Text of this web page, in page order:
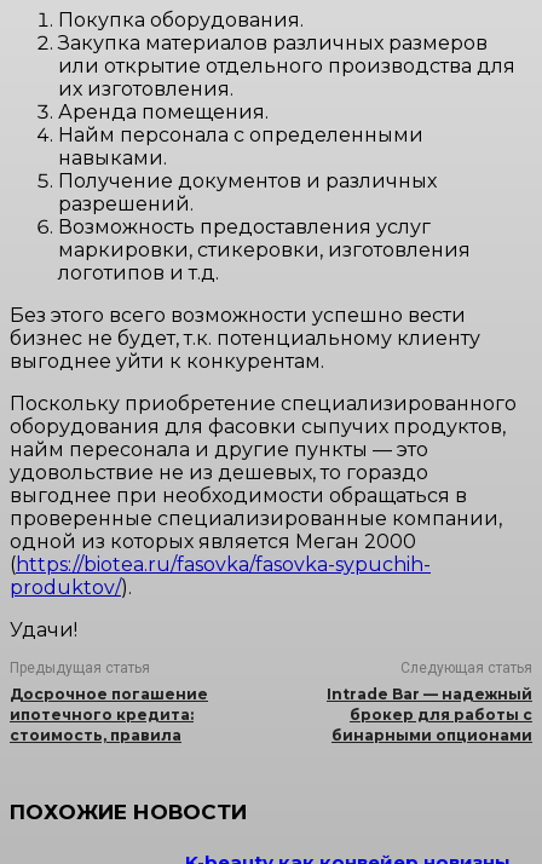
Покупка оборудования.
Закупка материалов различных размеров
или открытие отдельного производства для
их изготовления.
Аренда помещения.
Найм персонала с определенными
навыками.
Получение документов и различных
разрешений.
Возможность предоставления услуг
маркировки, стикеровки, изготовления
логотипов и т.д.
Без этого всего возможности успешно вести
бизнес не будет, т.к. потенциальному клиенту
выгоднее уйти к конкурентам.
Поскольку приобретение специализированного
оборудования для фасовки сыпучих продуктов,
найм пересонала и другие пункты — это
удовольствие не из дешевых, то гораздо
выгоднее при необходимости обращаться в
проверенные специализированные компании,
одной из которых является Меган 2000
(https://biotea.ru/fasovka/fasovka-sypuchih-
produktov/).
Удачи!
Предыдущая статья
Досрочное погашение
ипотечного кредита:
стоимость, правила
Следующая статья
Intrade Bar — надежный
брокер для работы с
бинарными опционами
ПОХОЖИЕ НОВОСТИ